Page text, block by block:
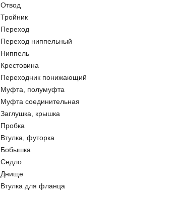
Отвод
Тройник
Переход
Переход ниппельный
Ниппель
Крестовина
Переходник понижающий
Муфта, полумуфта
Муфта соединительная
Заглушка, крышка
Пробка
Втулка, футорка
Бобышка
Седло
Днище
Втулка для фланца